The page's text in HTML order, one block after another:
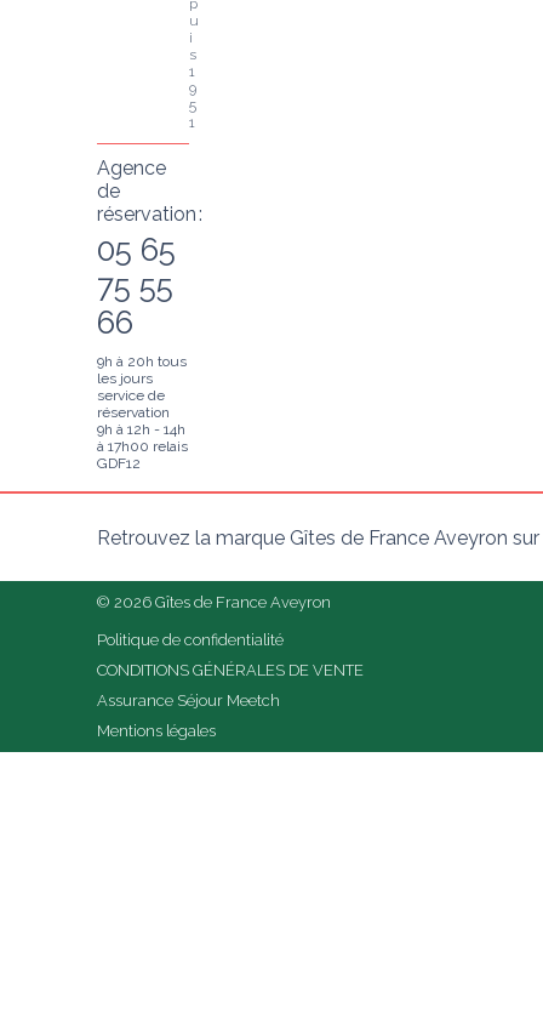
p
u
i
s
1
9
5
1
Agence
de
réservation :
05 65
75 55
66
9h à 20h tous
les jours
service de
réservation
9h à 12h - 14h
à 17h00 relais
GDF12
Retrouvez la marque Gîtes de France Aveyron
© 2026 Gîtes de France Aveyron
Politique de confidentialité
CONDITIONS GÉNÉRALES DE VENTE
Assurance Séjour Meetch
Mentions légales